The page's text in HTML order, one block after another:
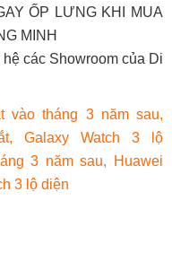
ỐP LƯNG KHI MUA
MINH
các Showroom của Di
vào tháng 3 năm sau,
Galaxy Watch 3 lộ
3 năm sau, Huawei
3 lộ diện